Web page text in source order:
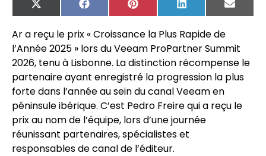
X
(Twitter)
FacebookPinterest LinkedIn
Email
Ar a reçu le prix « Croissance la Plus Rapide de
l’Année 2025 » lors du Veeam ProPartner Summit
2026, tenu à Lisbonne. La distinction récompense le
partenaire ayant enregistré la progression la plus
forte dans l’année au sein du canal Veeam en
péninsule ibérique. C’est Pedro Freire qui a reçu le
prix au nom de l’équipe, lors d’une journée
réunissant partenaires, spécialistes et
responsables de canal de l’éditeur.